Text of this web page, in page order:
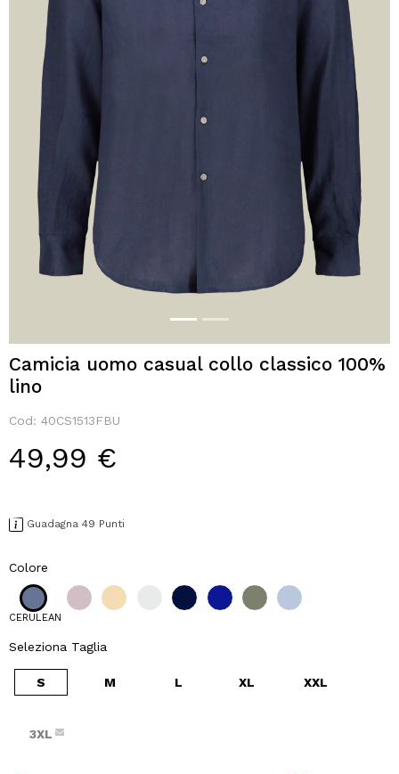
Camicia uomo casual collo classico 100%
lino
Cod: 40CS1513FBU
49,99 €
Guadagna 49 Punti
Colore
CERULEAN
Seleziona Taglia
S M L XL XXL
3XL